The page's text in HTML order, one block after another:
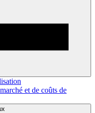
et de coûts de